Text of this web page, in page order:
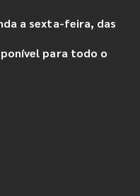
a sexta-feira, das
para todo o